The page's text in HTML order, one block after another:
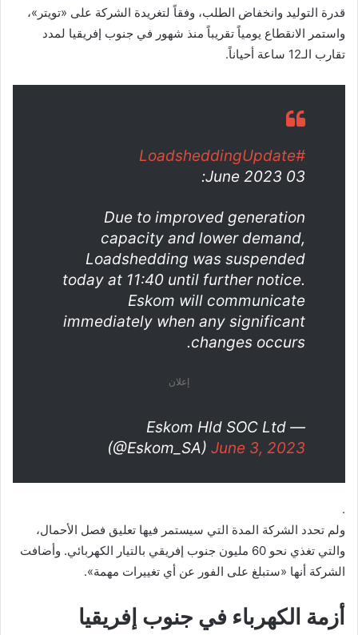
قدرة التوليد وانخفاض الطلب، وفقاً لتغريدة الشركة على «تويتر»،
واستمر الانقطاع يومياً تقريباً منذ شهور في جنوب إفريقيا لمدد
تقارب الـ12 ساعة أحياناً.
#LoadsheddingUpdate
03 June 2023:
Due to improved generation
capacity and lower demand,
Loadshedding was suspended
today at 11:40 until further notice.
Eskom will communicate
immediately when any significant
changes occurs.
إعلان
— Eskom Hld SOC Ltd
(@Eskom_SA) June 3, 2023
.
ولم تحدد الشركة المدة التي سيستمر فيها تعليق فصل الأحمال،
والتي تغذي نحو 60 مليون جنوب إفريقي بالتيار الكهربائي. وأضافت
الشركة أنها «ستبلغ على الفور عن أي تغييرات مهمة».
أزمة الكهرباء في جنوب إفريقيا